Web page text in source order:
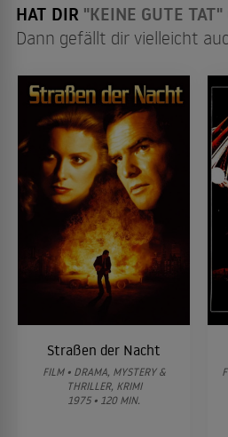
HAT DIR "KEINE GUTE TAT"
Dann gefällt dir vielleicht
Straßen der Nacht
FILM • DRAMA, MYSTERY &
THRILLER, KRIMI
1975 • 120 MIN.